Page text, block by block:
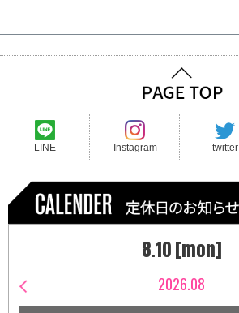
LINE Instagram twitter
8.10 [mon]
2026.08